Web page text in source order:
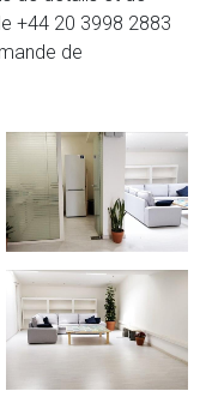
+44 20 3998 2883
de